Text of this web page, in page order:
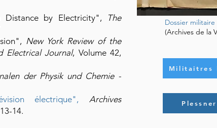
by Electricity",
The
New York Review of the
Electrical Journal, Volume 42,
der Physik und Chemie -
électrique",
Archives
14.
Dossier
(Archives de la
Militaitres
Plessner